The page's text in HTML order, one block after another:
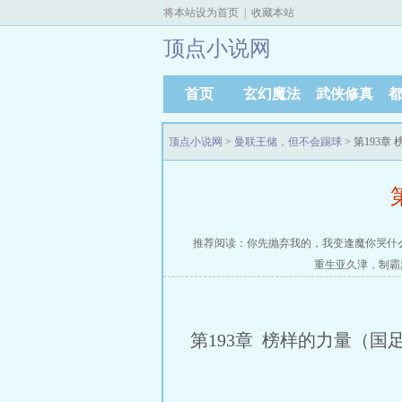
将本站设为首页 收藏本站
顶点小说网
首页 玄幻魔法 武侠修真
顶点小说网 > 曼联王储，但不会踢球 > 第193章
推荐阅读： 你先抛弃我的，我变逢魔你哭什
重生亚久津，制霸
第193章 榜样的力量（国